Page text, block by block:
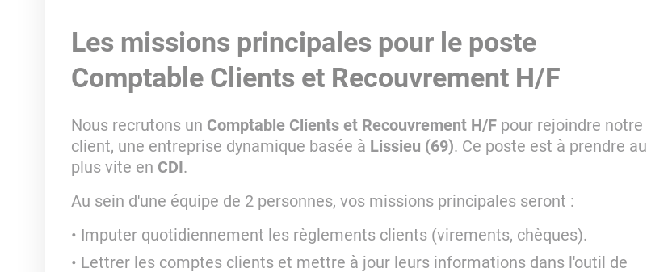
Les missions principales pour le poste
Comptable Clients et Recouvrement H/F
Nous recrutons un Comptable Clients et Recouvrement H/Fpour rejoindre notre
client, une entreprise dynamique basée à Lissieu (69). Ce poste est à prendre au
plus vite en CDI.
Au sein d'une équipe de 2 personnes, vos missions principales seront :
Imputer quotidiennement les règlements clients (virements, chèques).
Lettrer les comptes clients et mettre à jour leurs informations dans l'outil de